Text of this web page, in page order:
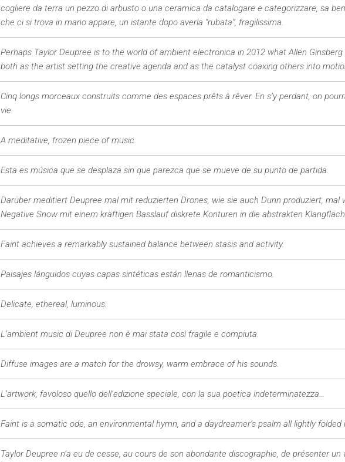
cogliere da terra un pezzo di arbusto o una ceramica da catalogare e categorizzare, sa
che ci si trova in mano appare, un istante dopo averla “rubata”, fragilissima.
Perhaps Taylor Deupree is to the world of ambient electronica in 2012 what Allen
both as the artist setting the creative agenda and as the catalyst coaxing others into
Cinq longs morceaux construits comme des espaces prêts à rêver. En s’y perdant, on
vie.
A meditative, frozen piece of music.
Esta es música que se desplaza sin que parezca que se mueve de su punto de partida.
Darüber meditiert Deupree mal mit reduzierten Drones, wie sie auch Dunn produziert, mal
Negative Snow mit einem kräftigen Basslauf diskrete Konturen in die abstrakten
Faint achieves a remarkably sustained balance between stasis and activity.
Paisajes lánguidos cuyas capas sintéticas están llenas de romanticismo.
Delicate, ethereal, luminous.
L’ambient music di Deupree non è mai stata così fragile e compiuta.
Diffuse images are a match for the drowsy, warm embrace of his sounds.
L’artwork, favoloso quello dell’edizione speciale, con la sua poetica indeterminatezza…
Faint is a somatic ode, an environmental hymn, and a daydreamer’s psalm all lightly folded
Taylor Deupree n’a eu de cesse, au cours de son abondante discographie, de présenter un